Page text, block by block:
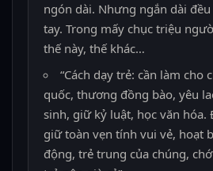
ngón dài. Nhưng ngắn dài
tay. Trong mấy chục triệu
thế này, thế khác…
“Cách dạy trẻ: cần làm cho
quốc, thương đồng bào, yêu
sinh, giữ kỷ luật, học văn
giữ toàn vẹn tính vui vẻ, hoạt
động, trẻ trung của chúng,